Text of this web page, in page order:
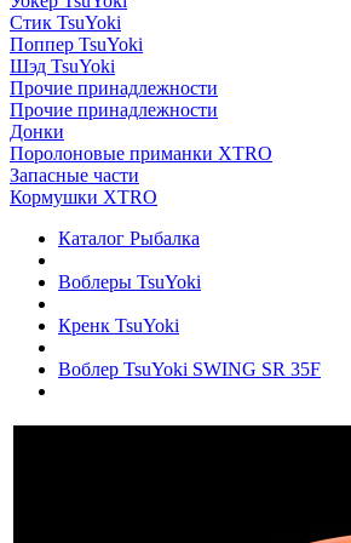
Стик TsuYoki
Поппер TsuYoki
Шэд TsuYoki
Прочие принадлежности
Прочие принадлежности
Донки
Поролоновые приманки XTRO
Запасные части
Кормушки XTRO
Каталог Рыбалка
Воблеры TsuYoki
Кренк TsuYoki
Воблер TsuYoki SWING SR 35F